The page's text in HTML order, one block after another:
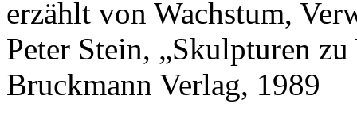
erzählt von Wachstum,
Peter Stein, „Skulpturen
Bruckmann Verlag, 1989